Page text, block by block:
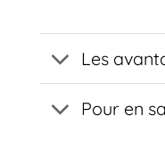
Les
Pour en